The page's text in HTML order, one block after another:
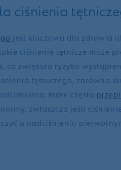
ciśnienia
jest kluczowa dla zdrowia
ciśnienie tętnicze może
co zwiększa ryzyko
tętniczego, zarówno
które często
zwłaszcza jeśli
o nadciśnieniu